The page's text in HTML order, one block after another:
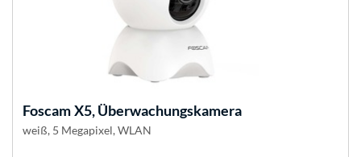
FoscamX5, Überwachungskamera
weiß, 5 Megapixel, WLAN